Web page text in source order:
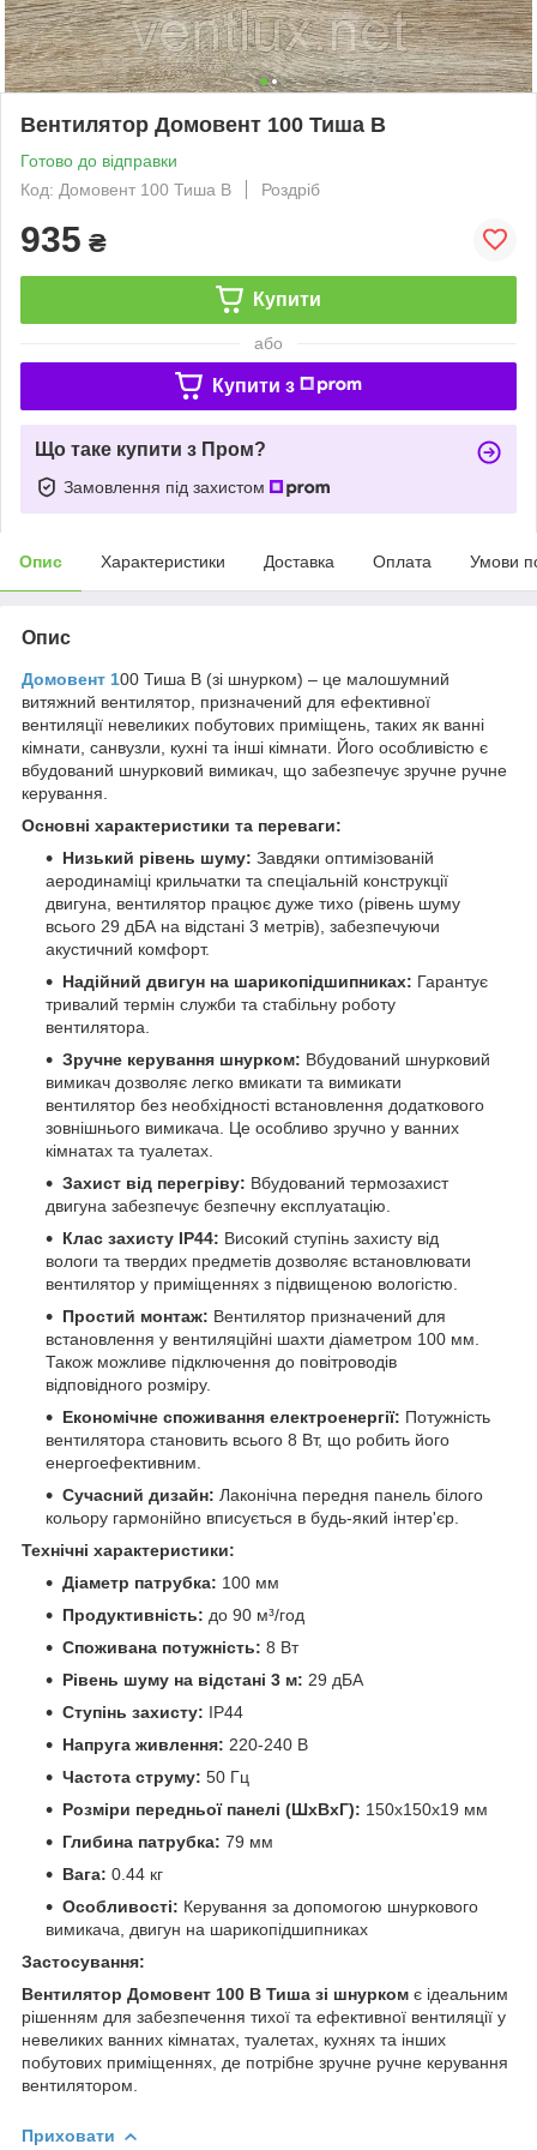
Вентилятор Домовент 100 Тиша В
Готово до відправки
Код: Домовент 100 Тиша В
Роздріб
935 ₴
Купити
або
Купити з
Що таке купити з Пром?
Замовлення під захистом
Опис Характеристики Доставка Оплата Умови
Опис
Домовент 100 Тиша В (зі шнурком) – це малошумний
витяжний вентилятор, призначений для ефективної
вентиляції невеликих побутових приміщень, таких як ванні
кімнати, санвузли, кухні та інші кімнати. Його особливістю є
вбудований шнурковий вимикач, що забезпечує зручне ручне
керування.
Основні характеристики та переваги:
Низький рівень шуму: Завдяки оптимізованій
аеродинаміці крильчатки та спеціальній конструкції
двигуна, вентилятор працює дуже тихо (рівень шуму
всього 29 дБА на відстані 3 метрів), забезпечуючи
акустичний комфорт.
Надійний двигун на шарикопідшипниках: Гарантує
тривалий термін служби та стабільну роботу
вентилятора.
Зручне керування шнурком: Вбудований шнурковий
вимикач дозволяє легко вмикати та вимикати
вентилятор без необхідності встановлення додаткового
зовнішнього вимикача. Це особливо зручно у ванних
кімнатах та туалетах.
Захист від перегріву: Вбудований термозахист
двигуна забезпечує безпечну експлуатацію.
Клас захисту IP44: Високий ступінь захисту від
вологи та твердих предметів дозволяє встановлювати
вентилятор у приміщеннях з підвищеною вологістю.
Простий монтаж: Вентилятор призначений для
встановлення у вентиляційні шахти діаметром 100 мм.
Також можливе підключення до повітроводів
відповідного розміру.
Економічне споживання електроенергії: Потужність
вентилятора становить всього 8 Вт, що робить його
енергоефективним.
Сучасний дизайн: Лаконічна передня панель білого
кольору гармонійно вписується в будь-який інтер'єр.
Технічні характеристики:
Діаметр патрубка: 100 мм
Продуктивність: до 90 м³/год
Споживана потужність: 8 Вт
Рівень шуму на відстані 3 м: 29 дБА
Ступінь захисту: IP44
Напруга живлення: 220-240 В
Частота струму: 50 Гц
Розміри передньої панелі (ШхВхГ): 150х150х19 мм
Глибина патрубка: 79 мм
Вага: 0.44 кг
Особливості: Керування за допомогою шнуркового
вимикача, двигун на шарикопідшипниках
Застосування:
Вентилятор Домовент 100 В Тиша зі шнурком є ідеальним
рішенням для забезпечення тихої та ефективної вентиляції у
невеликих ванних кімнатах, туалетах, кухнях та інших
побутових приміщеннях, де потрібне зручне ручне керування
вентилятором.
Приховати